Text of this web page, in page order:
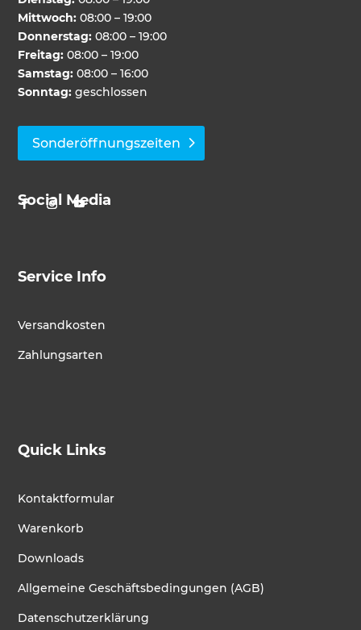
Mittwoch: 08:00 – 19:00
Donnerstag: 08:00 – 19:00
Freitag: 08:00 – 19:00
Samstag: 08:00 – 16:00
Sonntag: geschlossen
Sonderöffnungszeiten
Social Media
Service Info
Versandkosten
Zahlungsarten
Quick Links
Kontaktformular
Warenkorb
Downloads
Allgemeine Geschäftsbedingungen (AGB)
Datenschutzerklärung